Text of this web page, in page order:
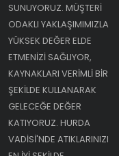
SUNUYORUZ. MÜŞTERI
ODAKLI YAKLAŞIMIMIZLA
YÜKSEK DEĞER ELDE
ETMENIZI SAĞLIYOR,
KAYNAKLARI VERIMLI BIR
ŞEKILDE KULLANARAK
GELECEĞE DEĞER
KATIYORUZ. HURDA
VADISI'NDE ATIKLARINIZI